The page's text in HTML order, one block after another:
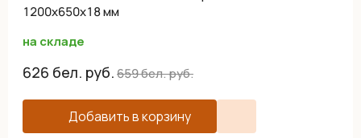
1200х650х18 мм
на складе
626 бел. руб.659бел. руб.
Добавить в корзину